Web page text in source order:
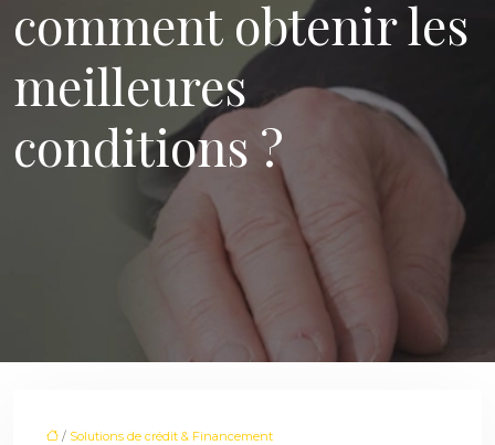
comment obtenir les
meilleures
conditions ?
/ Solutions de crédit & Financement